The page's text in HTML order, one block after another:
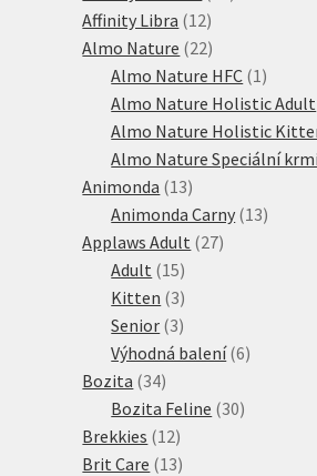
Affinity Libra 1212
produktů
Almo Nature 2222
produktů
Almo Nature HFC 1 1
Almo Nature Holistic Adult
Almo Nature Holistic
Almo Nature Speciální
Animonda 1313
produktů
Animonda Carny 1313
Applaws Adult 2727
Adult 1515
produktů
Kitten 33
produkty
Senior 33
produkty
Výhodná balení 66
Bozita 3434
produktů
Bozita Feline 3030
Brekkies 1212
produktů
Brit Care 1313